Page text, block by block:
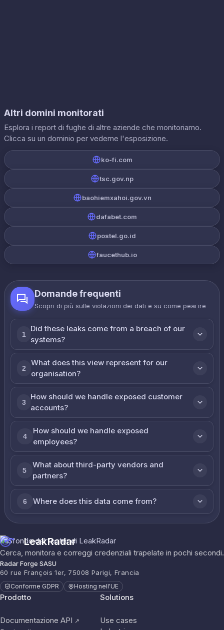
Altri domini monitorati
Esplora i report di fughe di altre aziende che monitoriamo.
Clicca su un dominio per vederne l'esposizione.
ko-fi.com
tsc.gov.np
baohiemxahoi.gov.vn
dafabet.com
postel.go.id
faucethub.io
Domande frequenti
Scopri di più sulle violazioni dei dati e su come реагire
1
Did these leaks come from a breach of our
systems?
2
What does this view represent for our
organisation?
3
How should we handle exposed customer
accounts?
4
How should we handle exposed
employees?
5
What about third-party vendors and
partners?
6 Where does this data come from?
LeakRadar
Cerca, monitora e correggi credenziali trapelate in pochi secondi.
Radar Forge SASU
60 rue François 1er, 75008 Parigi, Francia
Conforme GDPR Hosting nell'UE
Prodotto
Documentazione API ↗
Solutions
Use cases